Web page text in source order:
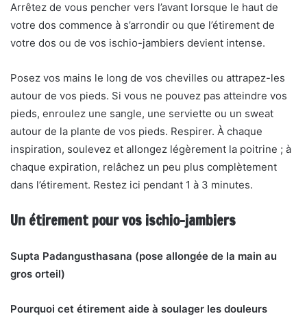
Arrêtez de vous pencher vers l’avant lorsque le haut de
votre dos commence à s’arrondir ou que l’étirement de
votre dos ou de vos ischio-jambiers devient intense.
Posez vos mains le long de vos chevilles ou attrapez-les
autour de vos pieds. Si vous ne pouvez pas atteindre vos
pieds, enroulez une sangle, une serviette ou un sweat
autour de la plante de vos pieds. Respirer. À chaque
inspiration, soulevez et allongez légèrement la poitrine ; à
chaque expiration, relâchez un peu plus complètement
dans l’étirement. Restez ici pendant 1 à 3 minutes.
Un étirement pour vos ischio-jambiers
Supta Padangusthasana (pose allongée de la main au
gros orteil)
Pourquoi cet étirement aide à soulager les douleurs